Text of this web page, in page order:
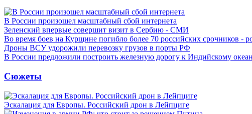
В России произошел масштабный сбой интернета
Зеленский впервые совершит визит в Сербию - СМИ
Во время боев на Курщине погибло более 70 российских срочников -
Дроны ВСУ удорожили перевозку грузов в порты РФ
В России предложили построить железную дорогу к Индийскому
Сюжеты
Эскалация для Европы. Российский дрон в Лейпциге